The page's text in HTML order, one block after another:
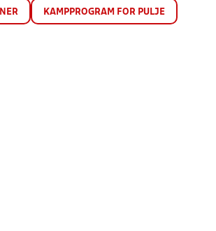
KAMPPROGRAM FOR PULJE